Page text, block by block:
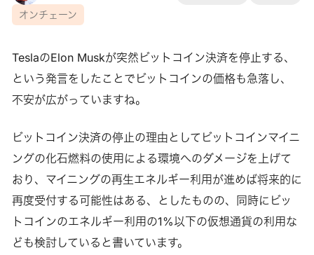
オンチェーン
TeslaのElon Muskが突然ビットコイン決済を停止する、
という発言をしたことでビットコインの価格も急落し、
不安が広がっていますね。
ビットコイン決済の停止の理由としてビットコインマイニ
ングの化石燃料の使用による環境へのダメージを上げて
おり、マイニングの再生エネルギー利用が進めば将来的に
再度受付する可能性はある、としたものの、同時にビッ
トコインのエネルギー利用の1%以下の仮想通貨の利用な
ども検討していると書いています。